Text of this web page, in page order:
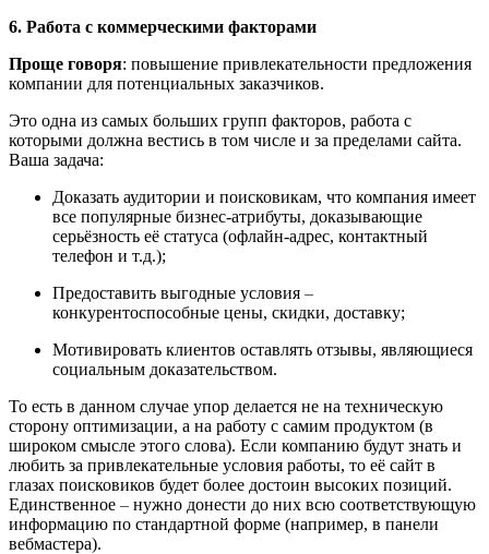
6. Работа с коммерческими факторами
Проще говоря: повышение привлекательности предложения
компании для потенциальных заказчиков.
Это одна из самых больших групп факторов, работа с
которыми должна вестись в том числе и за пределами сайта.
Ваша задача:
Доказать аудитории и поисковикам, что компания имеет
все популярные бизнес-атрибуты, доказывающие
серьёзность её статуса (офлайн-адрес, контактный
телефон и т.д.);
Предоставить выгодные условия –
конкурентоспособные цены, скидки, доставку;
Мотивировать клиентов оставлять отзывы, являющиеся
социальным доказательством.
То есть в данном случае упор делается не на техническую
сторону оптимизации, а на работу с самим продуктом (в
широком смысле этого слова). Если компанию будут знать и
любить за привлекательные условия работы, то её сайт в
глазах поисковиков будет более достоин высоких позиций.
Единственное – нужно донести до них всю соответствующую
информацию по стандартной форме (например, в панели
вебмастера).